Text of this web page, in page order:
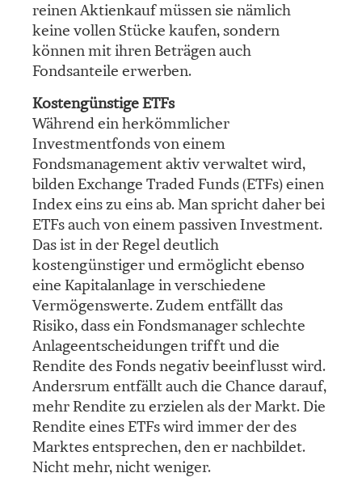
reinen Aktienkauf müssen sie nämlich
keine vollen Stücke kaufen, sondern
können mit ihren Beträgen auch
Fondsanteile erwerben.
Kostengünstige ETFs
Während ein herkömmlicher
Investmentfonds von einem
Fondsmanagement aktiv verwaltet wird,
bilden Exchange Traded Funds (ETFs) einen
Index eins zu eins ab. Man spricht daher bei
ETFs auch von einem passiven Investment.
Das ist in der Regel deutlich
kostengünstiger und ermöglicht ebenso
eine Kapitalanlage in verschiedene
Vermögenswerte. Zudem entfällt das
Risiko, dass ein Fondsmanager schlechte
Anlageentscheidungen trifft und die
Rendite des Fonds negativ beeinflusst wird.
Andersrum entfällt auch die Chance darauf,
mehr Rendite zu erzielen als der Markt. Die
Rendite eines ETFs wird immer der des
Marktes entsprechen, den er nachbildet.
Nicht mehr, nicht weniger.